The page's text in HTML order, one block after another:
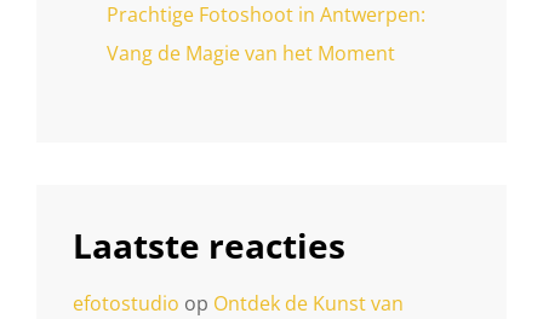
Prachtige Fotoshoot in Antwerpen:
Vang de Magie van het Moment
Laatste reacties
efotostudio op Ontdek de Kunst van